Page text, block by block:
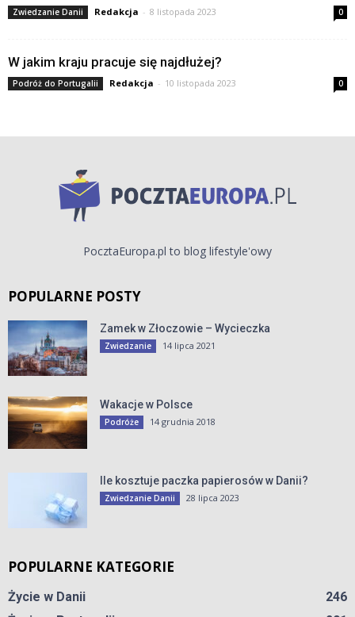
Zwiedzanie Danii Redakcja - 8 listopada 2023 0
W jakim kraju pracuje się najdłużej?
Podróż do Portugalii Redakcja - 10 listopada 2023 0
PocztaEuropa.pl to blog lifestyle'owy
POPULARNE POSTY
Zamek w Złoczowie – Wycieczka
Zwiedzanie 14 lipca 2021
Wakacje w Polsce
Podróże 14 grudnia 2018
Ile kosztuje paczka papierosów w Danii?
Zwiedzanie Danii 28 lipca 2023
POPULARNE KATEGORIE
Życie w Danii
246